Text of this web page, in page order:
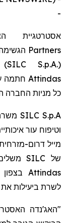
-
Partners
S.p.A.)
Attindas חתמה
כל מניות החברה
SILC S.p.A
וטיפוח עור
מיילדרום-מזרחית
של SILC
Attindas
לשרת ביעילות את
"האג'נדה